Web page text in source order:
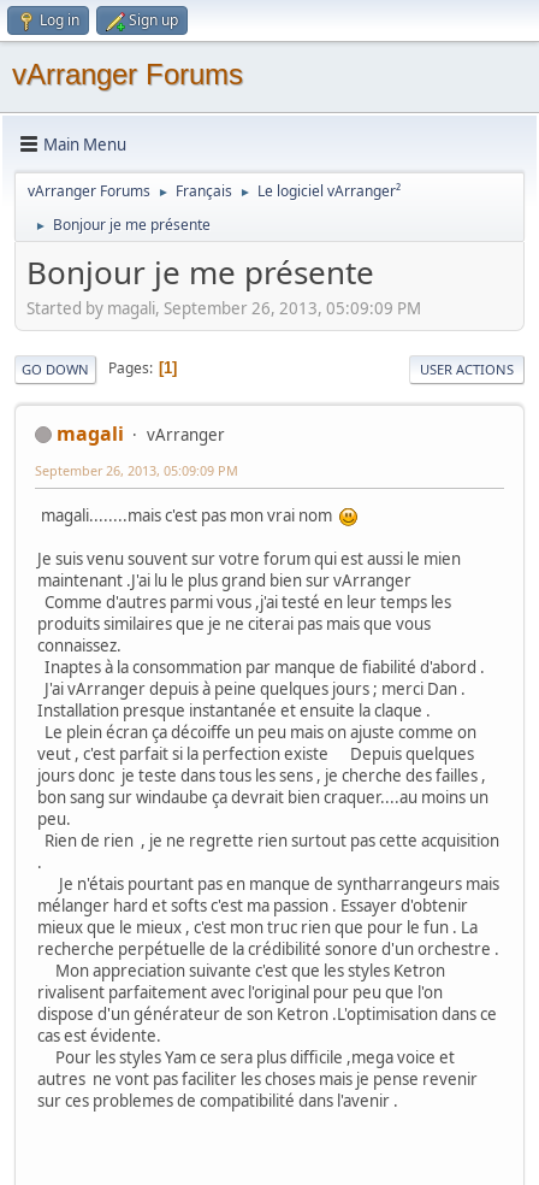
Log in Sign up
vArranger Forums
Main Menu
vArranger Forums ► Français ► Le logiciel vArranger²
► Bonjour je me présente
Bonjour je me présente
Started by magali, September 26, 2013, 05:09:09 PM
GO DOWN Pages 1 USER ACTIONS
magali vArranger
September 26, 2013, 05:09:09 PM
magali........mais c'est pas mon vrai nom
Je suis venu souvent sur votre forum qui est aussi le mien
maintenant .J'ai lu le plus grand bien sur vArranger
Comme d'autres parmi vous ,j'ai testé en leur temps les
produits similaires que je ne citerai pas mais que vous
connaissez.
Inaptes à la consommation par manque de fiabilité d'abord .
J'ai vArranger depuis à peine quelques jours ; merci Dan .
Installation presque instantanée et ensuite la claque .
Le plein écran ça décoiffe un peu mais on ajuste comme on
veut , c'est parfait si la perfection existe Depuis quelques
jours donc je teste dans tous les sens , je cherche des failles ,
bon sang sur windaube ça devrait bien craquer....au moins un
peu.
Rien de rien , je ne regrette rien surtout pas cette acquisition
.
Je n'étais pourtant pas en manque de syntharrangeurs mais
mélanger hard et softs c'est ma passion . Essayer d'obtenir
mieux que le mieux , c'est mon truc rien que pour le fun . La
recherche perpétuelle de la crédibilité sonore d'un orchestre .
Mon appreciation suivante c'est que les styles Ketron
rivalisent parfaitement avec l'original pour peu que l'on
dispose d'un générateur de son Ketron .L'optimisation dans ce
cas est évidente.
Pour les styles Yam ce sera plus difficile ,mega voice et
autres ne vont pas faciliter les choses mais je pense revenir
sur ces problemes de compatibilité dans l'avenir .